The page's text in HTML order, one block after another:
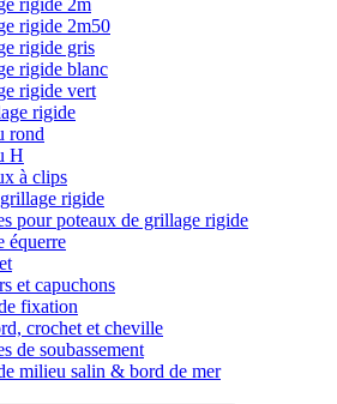
rigide 2m
rigide 2m50
rigide gris
rigide blanc
rigide vert
rigide
rond
H
à clips
rigide
pour poteaux de grillage rigide
équerre
et capuchons
fixation
crochet et cheville
de soubassement
milieu salin & bord de mer